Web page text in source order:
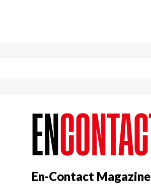
En-Contact Magazine